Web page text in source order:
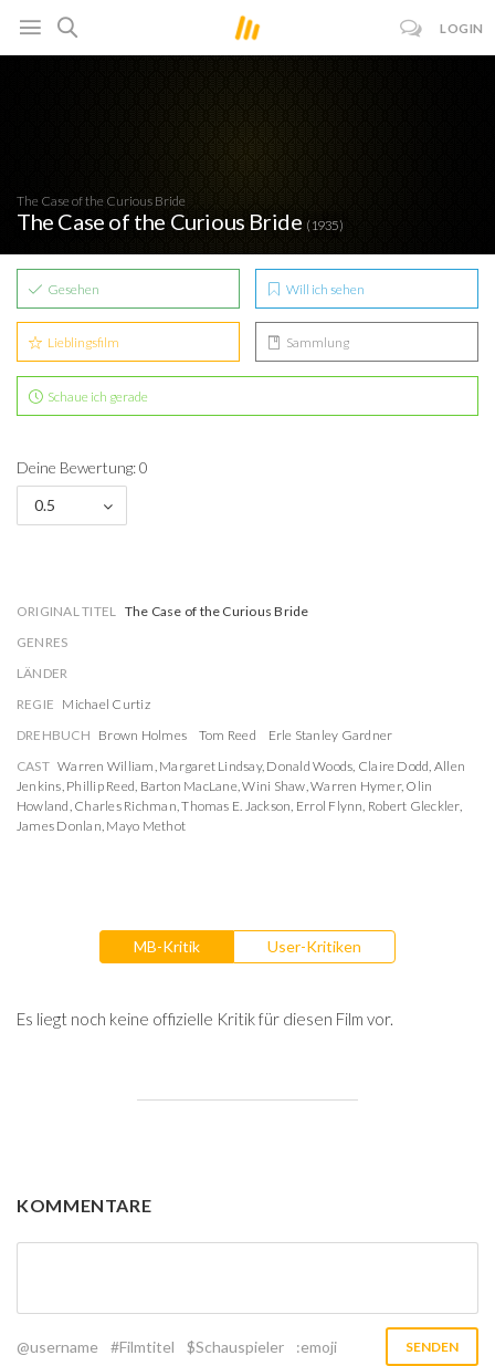
LOGIN
The Case of the Curious Bride
The Case of the Curious Bride (1935)
Gesehen Will ich sehen
Lieblingsfilm Sammlung
Schaue ich gerade
Deine Bewertung: 0
0.5
ORIGINAL TITEL The Case of the Curious Bride
GENRES
LÄNDER
REGIE Michael Curtiz
DREHBUCH Brown Holmes Tom Reed
Erle Stanley Gardner
CAST Warren William, Margaret Lindsay, Donald Woods, Claire Dodd, Allen
Jenkins, Phillip Reed, Barton MacLane,Wini Shaw,Warren Hymer, Olin
Howland, Charles Richman,Thomas E. Jackson, Errol Flynn, Robert Gleckler,
James Donlan, Mayo Methot
MB-Kritik User-Kritiken
Es liegt noch keine offizielle Kritik für diesen Film vor.
KOMMENTARE
@username #Filmtitel $Schauspieler :emoji